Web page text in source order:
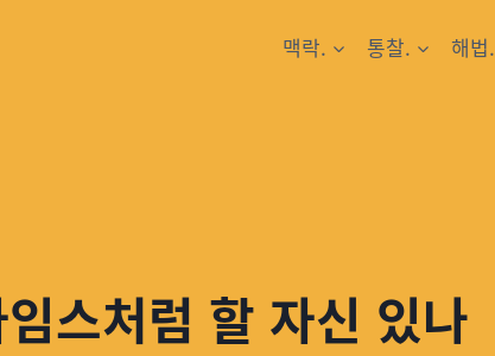
맥락. 통찰. 해법.
스처럼 할 자신 있나